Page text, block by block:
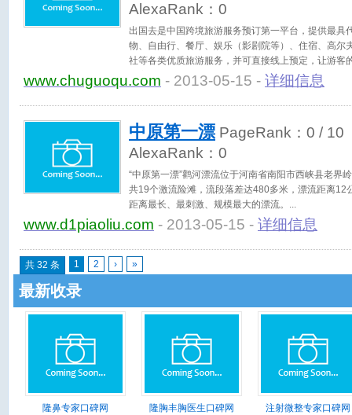
AlexaRank： 0
出国去是中国跨境旅游服务预订第一平台，提供最具
物、自由行、餐厅、娱乐（影剧院等）、住宿、高尔
社等各类优质旅游服务，并可直接线上预定，让游客
游客的个性化需求。
www.chuguoqu.com - 2013-05-15 - 详细信息
中原第一漂 PageRank： 0 / 10
AlexaRank： 0
“中原第一漂”鹳河漂流位于河南省南阳市西峡县老界
共19个激流险滩，流段落差达480多米，漂流距离12
距离最长、最刺激、规模最大的漂流。
www.d1piaoliu.com - 2013-05-15 - 详细信息
共 32 条 1 2 › »
最新收录
隆鼻专家口碑网 隆胸丰胸医生口碑网 注射微整专家口碑网